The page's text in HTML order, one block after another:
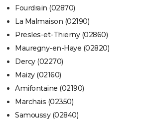
Fourdrain (02870)
La Malmaison (02190)
Presles-et-Thierny (02860)
Mauregny-en-Haye (02820)
Dercy (02270)
Maizy (02160)
Amifontaine (02190)
Marchais (02350)
Samoussy (02840)